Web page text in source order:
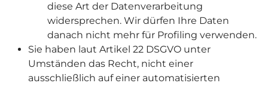
diese Art der Datenverarbeitung
widersprechen. Wir dürfen Ihre Daten
danach nicht mehr für Profiling verwenden.
Sie haben laut Artikel 22 DSGVO unter
Umständen das Recht, nicht einer
ausschließlich auf einer automatisierten